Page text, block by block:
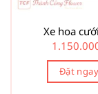
Xe hoa
Đặt ngay